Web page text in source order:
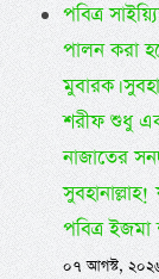
পবিত্র
পালন করা
মুবারক।
শরীফ শুধু
নাজাতের
পবিত্র ইজমা
০৭ আগস্ট,